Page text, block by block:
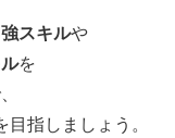
スキルや
を
目指しましょう。